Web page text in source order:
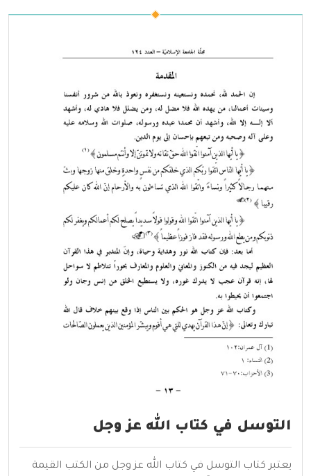
التوسل في كتاب الله عز وجل
يعتبر كتاب التوسل في كتاب الله عز وجل من الكتب القيمة